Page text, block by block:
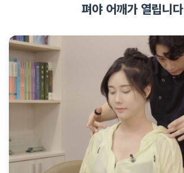
펴야 어깨가 열립니다